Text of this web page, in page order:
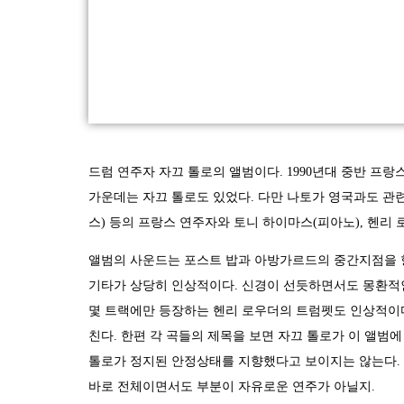
드럼 연주자 자끄 톨로의 앨범이다. 1990년대 중반 프
가운데는 자끄 톨로도 있었다. 다만 나토가 영국과도
스) 등의 프랑스 연주자와 토니 하이마스(피아노), 헨리
앨범의 사운드는 포스트 밥과 아방가르드의 중간지점
기타가 상당히 인상적이다. 신경이 선듯하면서도 몽환
몇 트랙에만 등장하는 헨리 로우더의 트럼펫도 인상적
친다. 한편 각 곡들의 제목을 보면 자끄 톨로가 이 앨범
톨로가 정지된 안정상태를 지향했다고 보이지는 않는
바로 전체이면서도 부분이 자유로운 연주가 아닐지.